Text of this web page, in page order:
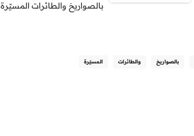
بالصواريخ والطائرات المسيّرة
بالصواريخ والطائرات المسيّرة